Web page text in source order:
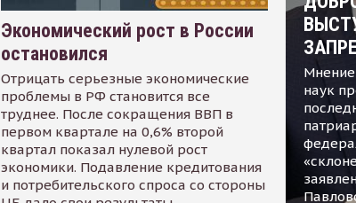
Экономический рост в России
остановился
Отрицать серьезные экономические
проблемы в РФ становится все
труднее. После сокращения ВВП в
первом квартале на 0,6% второй
квартал показал нулевой рост
экономики. Подавление кредитования
и потребительского спроса со стороны
наук